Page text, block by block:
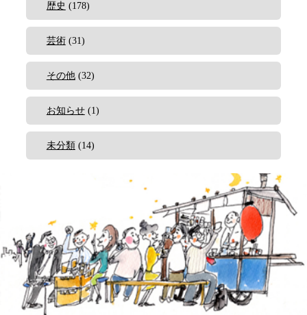
歴史 (178)
芸術(31)
その他(32)
お知らせ(1)
未分類(14)